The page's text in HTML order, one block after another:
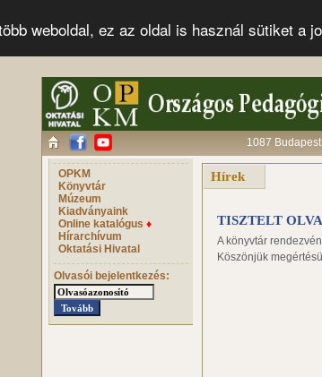
weboldal, ez az oldal is használ sütiket a
1087
OPKM
Könyvtár
Múzeum
Kiadványaink
Online katalógus ♦
Hírarchívum
Oktatási Hivatal
Olvasói bejelentkezés:
Hírek
TISZTELT
A könyvtár
Köszönjük